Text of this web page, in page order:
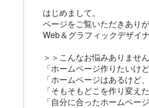
はじめまして。
ページをご覧いただきあり
Web＆グラフィックデザイ
＞＞こんなお悩みありませ
「ホームページ作りたいけ
「ホームページはあるけど
「そもそもどこを作り変え
「自分に合ったホームペー